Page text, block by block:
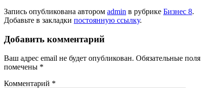
Запись опубликована автором admin в рубрике Бизнес 8.
Добавьте в закладки постоянную ссылку.
Добавить комментарий
Ваш адрес email не будет опубликован. Обязательные поля
помечены *
Комментарий *